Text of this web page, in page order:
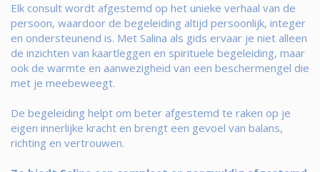
Elk consult wordt afgestemd op het unieke verhaal van de
persoon, waardoor de begeleiding altijd persoonlijk, integer
en ondersteunend is. Met Salina als gids ervaar je niet alleen
de inzichten van kaartleggen en spirituele begeleiding, maar
ook de warmte en aanwezigheid van een beschermengel die
met je meebeweegt.
De begeleiding helpt om beter afgestemd te raken op je
eigen innerlijke kracht en brengt een gevoel van balans,
richting en vertrouwen.